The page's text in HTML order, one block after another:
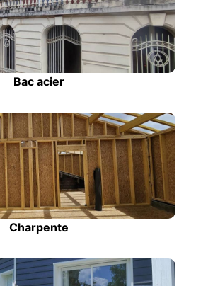
Bac acier
Charpente